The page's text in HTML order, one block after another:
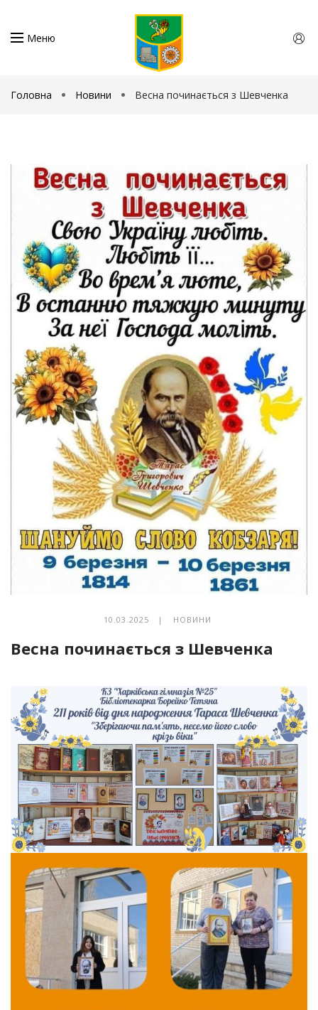
Меню
Головна Новини Весна починається з Шевченка
10.03.2025 | НОВИНИ
Весна починається з Шевченка